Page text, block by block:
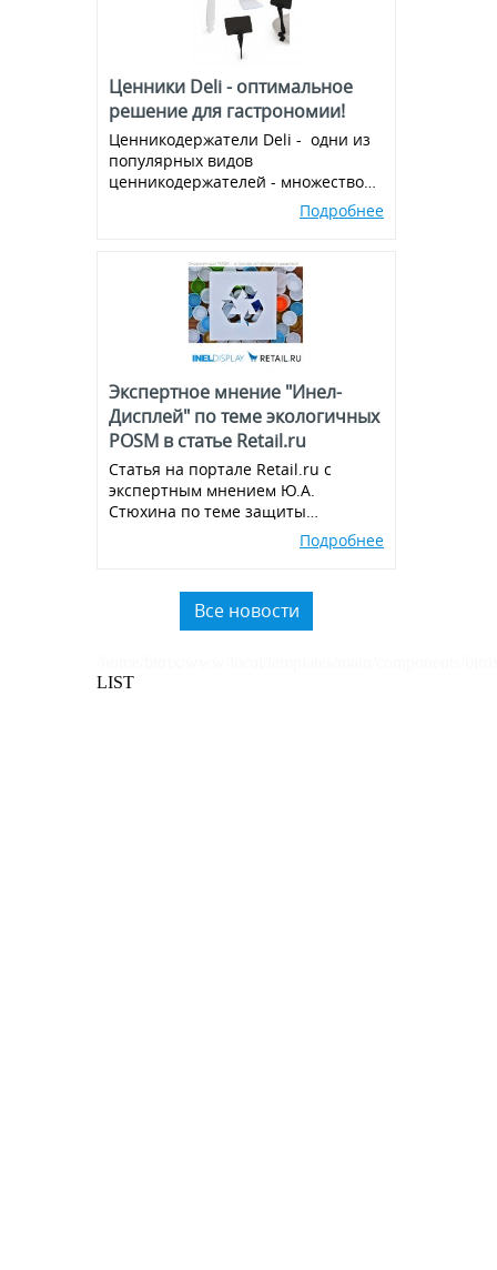
Ценники Deli - оптимальное
решение для гастрономии!
Ценникодержатели Deli - одни из
популярных видов
ценникодержателей - множество
вариантов и комбинаций, всегда в
Подробнее
Экспертное мнение "Инел-
Дисплей" по теме экологичных
POSM в статье Retail.ru
Статья на портале Retail.ru с
экспертным мнением Ю.А.
Стюхина по теме защиты
окружающей среды, производства
пластика.
Подробнее
Все новости
LIST